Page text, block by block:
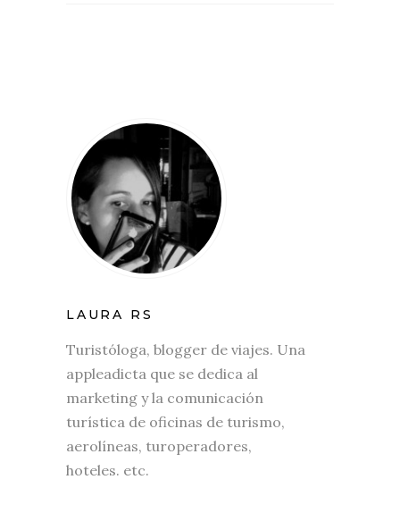
LAURA RS
Turistóloga, blogger de viajes. Una
appleadicta que se dedica al
marketing y la comunicación
turística de oficinas de turismo,
aerolíneas, turoperadores,
hoteles. etc.